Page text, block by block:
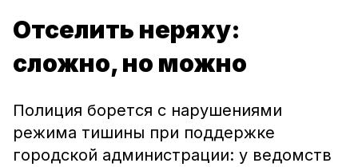
Отселить неряху:
сложно, но можно
Полиция борется с нарушениями
режима тишины при поддержке
городской администрации: у ведомств